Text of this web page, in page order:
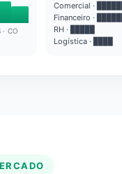
· CO
Comercial · ██████
Financeiro · ██████
RH · █████
Logística · ████